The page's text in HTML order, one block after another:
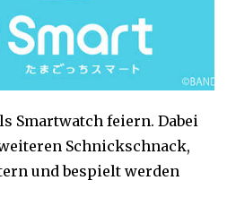
Smartwatch feiern. Dabei
Schnickschnack,
und bespielt werden